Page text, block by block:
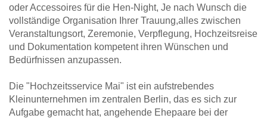
oder Accessoires für die Hen-Night, Je nach Wunsch die
vollständige Organisation Ihrer Trauung,alles zwischen
Veranstaltungsort, Zeremonie, Verpflegung, Hochzeitsreise
und Dokumentation kompetent ihren Wünschen und
Bedürfnissen anzupassen.
Die "Hochzeitsservice Mai" ist ein aufstrebendes
Kleinunternehmen im zentralen Berlin, das es sich zur
Aufgabe gemacht hat, angehende Ehepaare bei der